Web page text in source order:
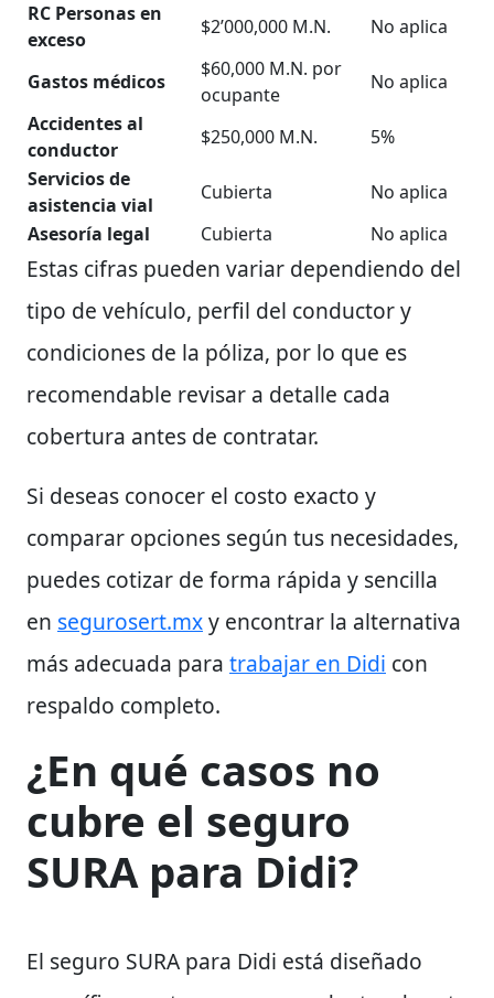
RC Personas en
exceso
$2’000,000 M.N. No aplica
Gastos médicos
$60,000 M.N. por
ocupante
No aplica
Accidentes al
conductor
$250,000 M.N.
5%
Servicios de
asistencia vial
Cubierta
No aplica
Asesoría legal
Cubierta No aplica
Estas cifras pueden variar dependiendo del
tipo de vehículo, perfil del conductor y
condiciones de la póliza, por lo que es
recomendable revisar a detalle cada
cobertura antes de contratar.
Si deseas conocer el costo exacto y
comparar opciones según tus necesidades,
puedes cotizar de forma rápida y sencilla
en segurosert.mxy encontrar la alternativa
más adecuada para trabajar en Didi con
respaldo completo.
¿En qué casos no
cubre el seguro
SURA para Didi?
El seguro SURA para Didi está diseñado